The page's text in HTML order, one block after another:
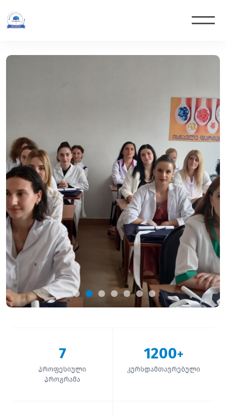
7
პროფესიული
პროგრამა
1200+
კურსდამთავრებული